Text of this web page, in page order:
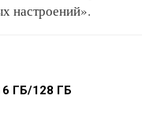
настроений».
6 ГБ/128 ГБ